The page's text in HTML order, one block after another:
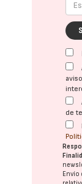
de
Envío